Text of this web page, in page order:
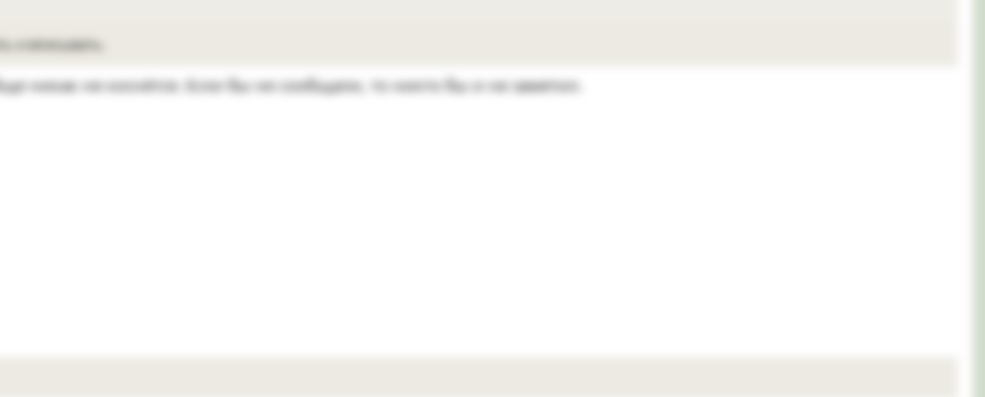
и вписывать.
никак не коснётся. Если бы не сообщали, то никто бы и не заметил.